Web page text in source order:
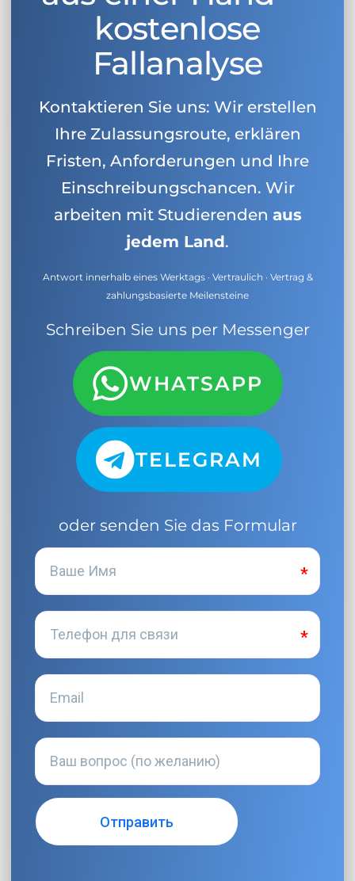
kostenlose
Fallanalyse
Kontaktieren Sie uns: Wir erstellen
Ihre Zulassungsroute, erklären
Fristen, Anforderungen und Ihre
Einschreibungschancen. Wir
arbeiten mit Studierenden aus
jedem Land.
Antwort innerhalb eines Werktags · Vertraulich · Vertrag &
zahlungsbasierte Meilensteine
Schreiben Sie uns per Messenger
WHATSAPP
TELEGRAM
oder senden Sie das Formular